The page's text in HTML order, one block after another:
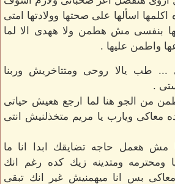
اكلمها اسألها على صحتها وولادتها امتى
بنفسى مش هطمن ولا ههدى الا لما
واطمن عليها .
... طب يالا روحى ومتتاخريش وربنا
.
من الجو هنا لما ارجع هعيش حياتى
معاكى ويارب يا مريم متخذلنيش انتى
مش هعمل حاجه تضايقك ابدا انا ما
ومتدينه زيك كده رغم انك
بس انا ميهمنيش غير انك تبقى